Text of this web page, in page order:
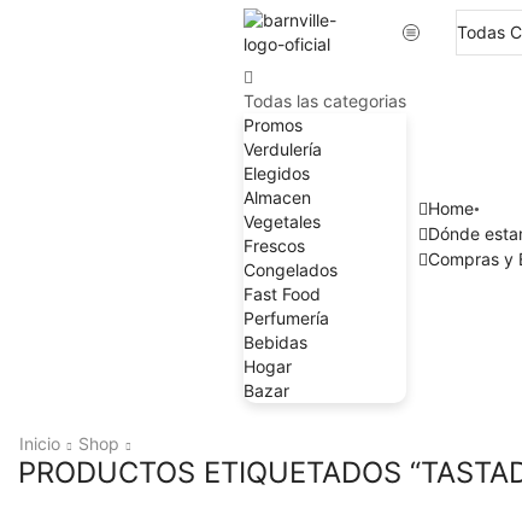
Todas las categorias
Promos
Verdulería
Elegidos
Almacen
Vegetales
Frescos
Congelados
Fast Food
Perfumería
Bebidas
Hogar
Bazar
Home
Dónde
Compras y
Inicio Shop
PRODUCTOS ETIQUETADOS